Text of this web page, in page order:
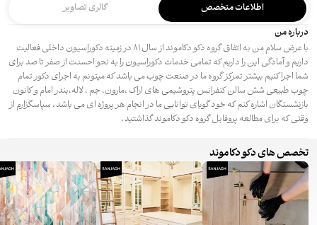
اطلاعات متخصص
گالری تصاویر
درباره من
با عرض سلام من به اتفاق گروه دکو دکاموند از سال ۸۱ در زمینه دکوراسیون داخلی فعالیت
داریم و آمادگی این را داریم که تمامی خدمات دکوراسیون را به نحو احسنت از صفر تا صد برای
شما اجرا کنیم بیشتر تمرکز گروه ما در صنعت چوب می باشد که میتونم به اجرای دکور تمام
چوب طبیعی شش سالن کنفرانس پتروشیمی های اراک ،مارون، جم ، لاله،بندر امام و کانون
بازنشستگان اشاره کنم که خود گویای توانایی ما در انجام هر پروژه ای می باشد . سپاسگزارم از
وقتی که برای مطالعه پروفایل گروه دکو دکاموند گذاشتید .
تخصص های دکو دکاموند